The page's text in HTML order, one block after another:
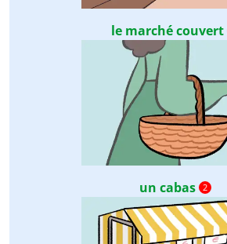
le marché couvert
un cabas 2